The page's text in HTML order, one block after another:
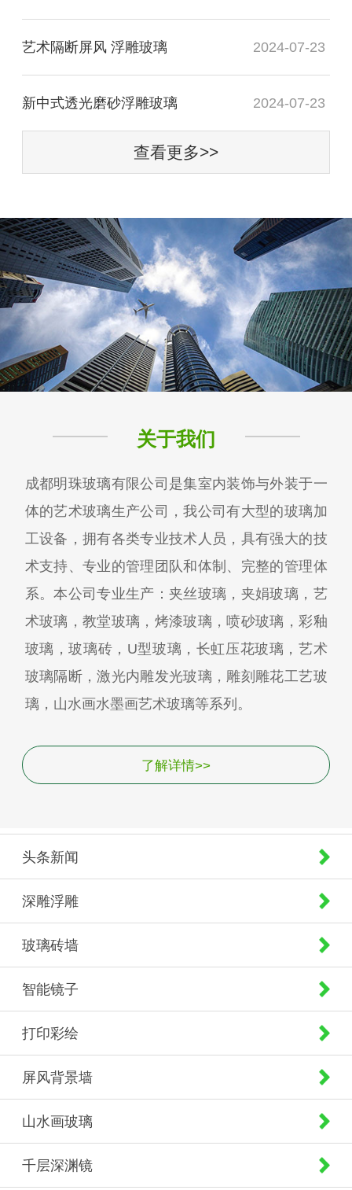
艺术隔断屏风 浮雕玻璃 2024-07-23
新中式透光磨砂浮雕玻璃 2024-07-23
查看更多>>
关于我们
成都明珠玻璃有限公司是集室内装饰与外装于一
体的艺术玻璃生产公司，我公司有大型的玻璃加
工设备，拥有各类专业技术人员，具有强大的技
术支持、专业的管理团队和体制、完整的管理体
系。本公司专业生产：夹丝玻璃，夹娟玻璃，艺
术玻璃，教堂玻璃，烤漆玻璃，喷砂玻璃，彩釉
玻璃，玻璃砖，U型玻璃，长虹压花玻璃，艺术
玻璃隔断，激光内雕发光玻璃，雕刻雕花工艺玻
璃，山水画水墨画艺术玻璃等系列。
了解详情>>
头条新闻
深雕浮雕
玻璃砖墙
智能镜子
打印彩绘
屏风背景墙
山水画玻璃
千层深渊镜